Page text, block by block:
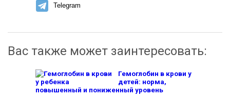
Telegram
Вас также может заинтересовать:
Гемоглобин в крови у
детей: норма,
повышенный и пониженный уровень